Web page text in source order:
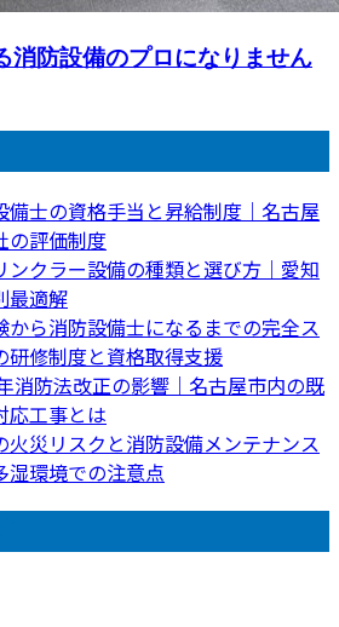
消防設備のプロになりません
備士の資格手当と昇給制度｜名古屋
の評価制度
ンクラー設備の種類と選び方｜愛知
最適解
から消防設備士になるまでの完全ス
研修制度と資格取得支援
消防法改正の影響｜名古屋市内の既
応工事とは
火災リスクと消防設備メンテナンス
湿環境での注意点